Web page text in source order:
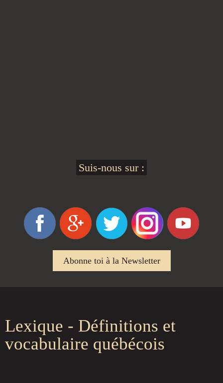
Suis-nous sur :
Abonne toi à la Newsletter
Lexique - Définitions et
vocabulaire québécois